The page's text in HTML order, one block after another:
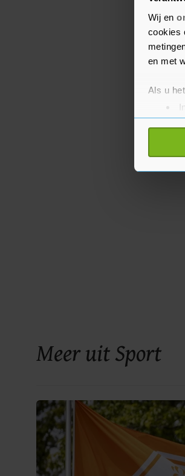
Wij en
cookies
en met
Als u
Lees
visum
Meer uit Sport